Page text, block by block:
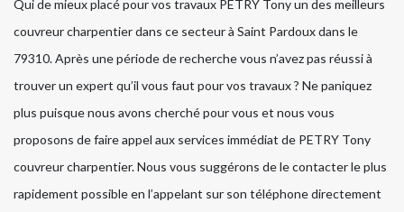
Qui de mieux placé pour vos travaux PETRY Tony un des meilleurs
couvreur charpentier dans ce secteur à Saint Pardoux dans le
79310. Après une période de recherche vous n’avez pas réussi à
trouver un expert qu’il vous faut pour vos travaux ? Ne paniquez
plus puisque nous avons cherché pour vous et nous vous
proposons de faire appel aux services immédiat de PETRY Tony
couvreur charpentier. Nous vous suggérons de le contacter le plus
rapidement possible en l’appelant sur son téléphone directement